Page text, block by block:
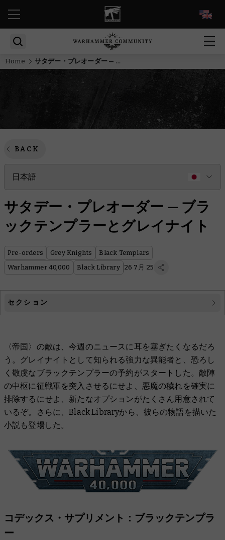
Home サタデー・プレオーダー — ブラックテンプラーとグレイナイト
BACK
日本語
サタデー・プレオーダー — ブラ
ックテンプラーとグレイナイト
Pre-orders Grey Knights
Black Templars
Warhammer 40,000
Black Library 26 7月 25
セクション
Black Library
〈帝国〉の敵は、今週のニュースに耳を塞ぎたくなるだろ
う。グレイナイトとして知られる強力な異能者と、恐ろし
く敬虔なブラックテンプラーの予約がスタートした。敵陣
の中枢に征戦軍を突入させるにせよ、悪魔の穢れを確実に
排除するにせよ、新たなオプションがたくさん用意されて
いるぞ。さらに、Black Libraryから、彼らの物語を描いた
小説も登場した。
コデックス・サプリメント：ブラックテンプラ
ー